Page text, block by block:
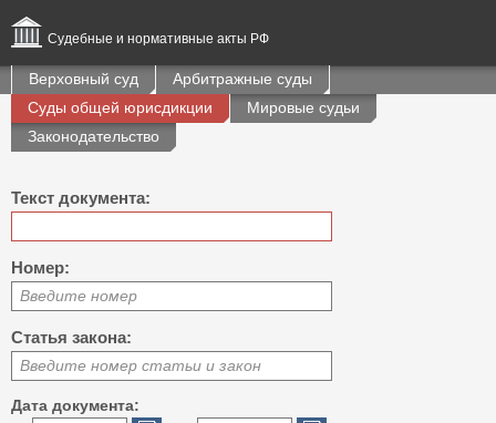
Судебные и нормативные акты РФ
Верховный суд
Арбитражные суды
Суды общей юрисдикции
Мировые судьи
Законодательство
Текст документа:
Номер:
Введите номер
Статья закона:
Введите номер статьи и закон
Дата документа: